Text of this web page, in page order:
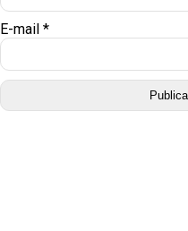
E-mail *